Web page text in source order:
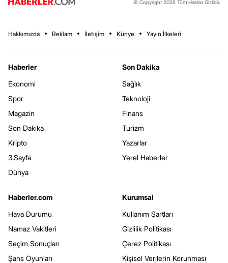
© Copyright 2026 Tüm Hakları Gizlidir.
Hakkımızda Reklam İletişim Künye Yayın İlkeleri
Haberler
Ekonomi
Spor
Magazin
Son Dakika
Kripto
3.Sayfa
Dünya
Son Dakika
Sağlık
Teknoloji
Finans
Turizm
Yazarlar
Yerel Haberler
Haberler.com
Hava Durumu
Namaz Vakitleri
Seçim Sonuçları
Şans Oyunları
Kurumsal
Kullanım Şartları
Gizlilik Politikası
Çerez Politikası
Kişisel Verilerin Korunması